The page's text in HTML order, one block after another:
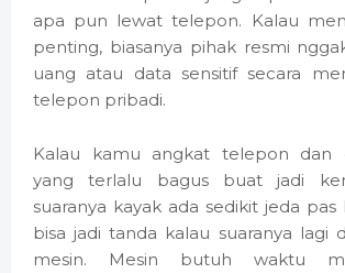
apa pun lewat telepon. Kalau
penting, biasanya pihak resmi
uang atau data sensitif secara
telepon pribadi.
Kalau kamu angkat telepon dan
yang terlalu bagus buat jadi
suaranya kayak ada sedikit jeda pas
bisa jadi tanda kalau suaranya lagi
mesin. Mesin butuh waktu